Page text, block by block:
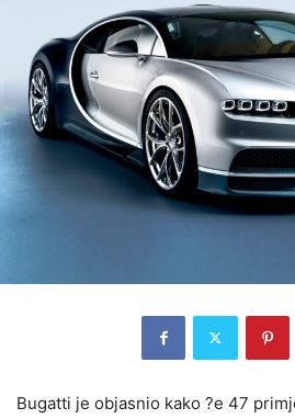
Bugatti je objasnio kako ?e 47